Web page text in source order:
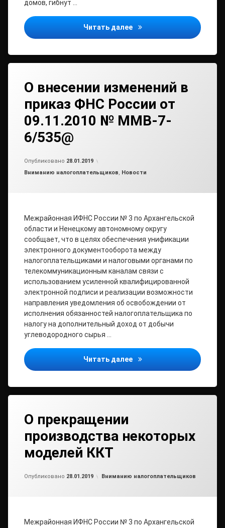
домов, гибнут …
Читать далее Наледь
О внесении изменений в
приказ ФНС России от
09.11.2010 № ММВ-7-
6/535@
Опубликовано 28.01.2019
Рубрики:
Вниманию налогоплательщиков, Новости
Межрайонная ИФНС России № 3 по Архангельской
области и Ненецкому автономному округу
сообщает, что в целях обеспечения унификации
электронного документооборота между
налогоплательщиками и налоговыми органами по
телекоммуникационным каналам связи с
использованием усиленной квалифицированной
электронной подписи и реализации возможности
направления уведомления об освобождении от
исполнения обязанностей налогоплательщика по
налогу на дополнительный доход от добычи
углеводородного сырья …
Читать далее О внесении изменений
О прекращении
производства некоторых
моделей ККТ
Опубликовано 28.01.2019 Рубрики:
Вниманию налогоплательщиков
Межрайонная ИФНС России № 3 по Архангельской